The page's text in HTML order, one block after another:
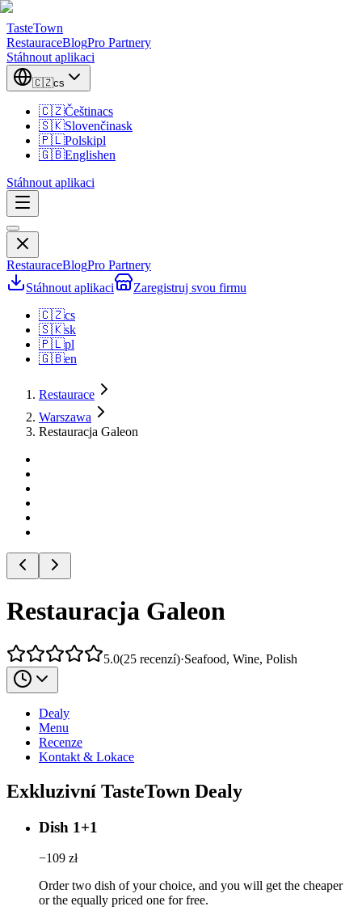
TasteTown
RestauraceBlogPro Partnery
Stáhnout aplikaci
🇨🇿cs
🇨🇿Češtinacs
🇸🇰Slovenčinask
🇵🇱Polskipl
🇬🇧Englishen
Stáhnout aplikaci
RestauraceBlogPro Partnery
Stáhnout aplikaci
Zaregistruj svou firmu
🇨🇿cs
🇸🇰sk
🇵🇱pl
🇬🇧en
Restaurace
Warszawa
Restauracja Galeon
Restauracja Galeon
5.0(25 recenzí)·Seafood, Wine, Polish
Dealy
Menu
Recenze
Kontakt & Lokace
Exkluzivní TasteTown Dealy
Dish 1+1
−109 zł
Order two dish of your choice, and you will get the cheaper
or the equally priced one for free.